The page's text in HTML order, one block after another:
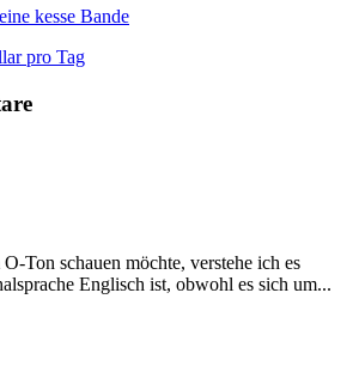
kesse Bande
pro Tag
Ton schauen möchte, verstehe ich es
Englisch ist, obwohl es sich um...